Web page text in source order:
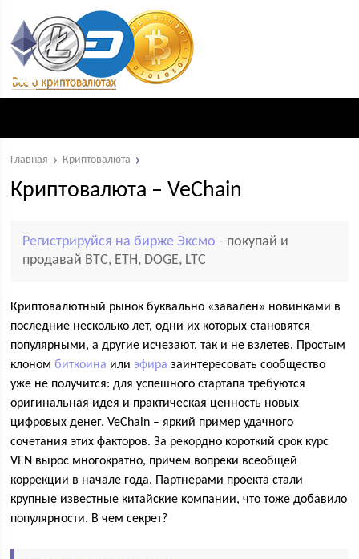
Главная Криптовалюта
Криптовалюта – VeChain
Регистрируйся на бирже Эксмо - покупай и
продавай BTC, ETH, DOGE, LTC
Криптовалютный рынок буквально «завален» новинками в
последние несколько лет, одни их которых становятся
популярными, а другие исчезают, так и не взлетев. Простым
клономбиткоина илиэфира заинтересовать сообщество
уже не получится: для успешного стартапа требуются
оригинальная идея и практическая ценность новых
цифровых денег. VeChain – яркий пример удачного
сочетания этих факторов. За рекордно короткий срок курс
VEN вырос многократно, причем вопреки всеобщей
коррекции в начале года. Партнерами проекта стали
крупные известные китайские компании, что тоже добавило
популярности. В чем секрет?